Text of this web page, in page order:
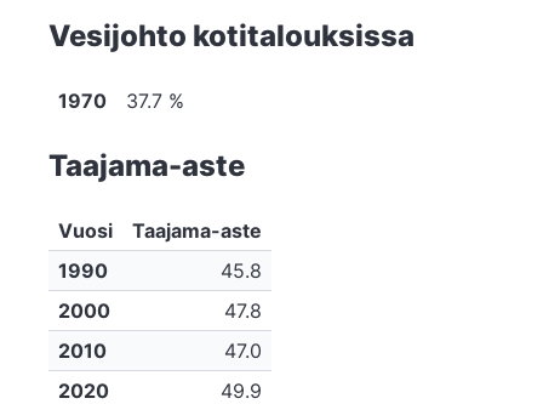
Vesijohto kotitalouksissa
1970 37.7 %
Taajama-aste
Vuosi
Taajama-aste
1990
45.8
2000
47.8
2010
47.0
2020
49.9